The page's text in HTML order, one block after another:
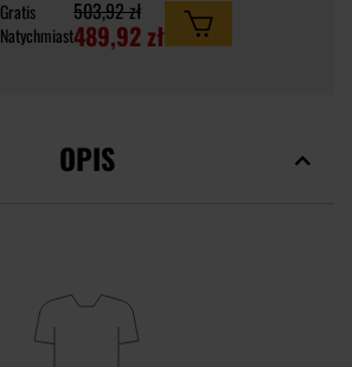
Gratis
Natychmiast
503,92 zł
489,92 zł
OPIS